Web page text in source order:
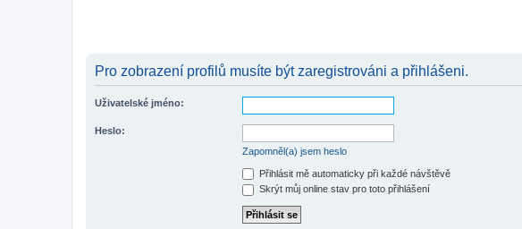
Pro zobrazení profilů musíte být zaregistrováni a přihlášeni.
Uživatelské jméno:
Heslo:
Zapomněl(a) jsem heslo
Přihlásit mě automaticky při každé návštěvě
Skrýt můj online stav pro toto přihlášení